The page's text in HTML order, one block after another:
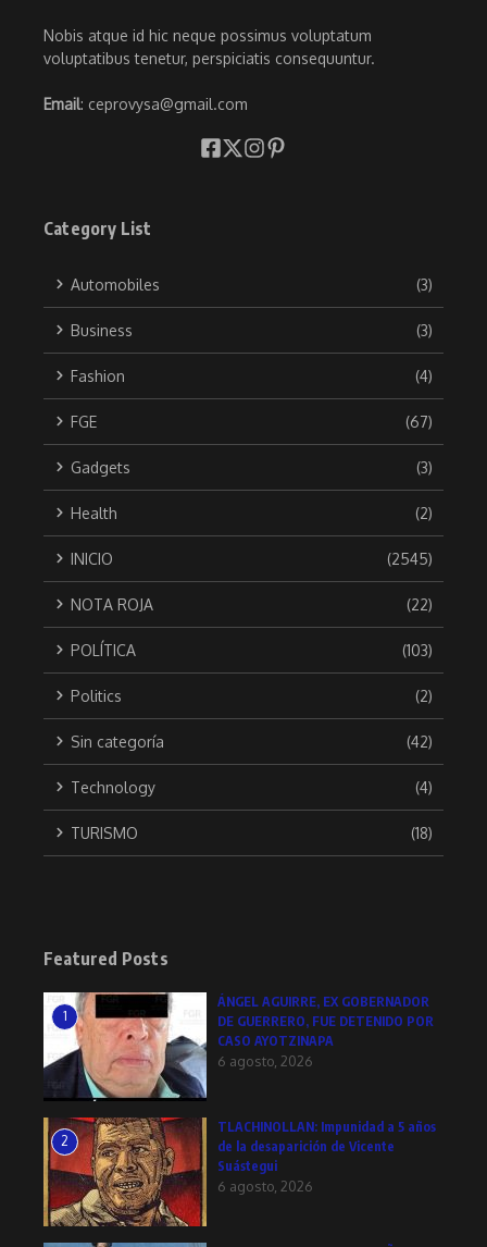
Nobis atque id hic neque possimus voluptatum
voluptatibus tenetur, perspiciatis consequuntur.
Email: ceprovysa@gmail.com
Category List
Automobiles (3)
Business (3)
Fashion (4)
FGE (67)
Gadgets (3)
Health (2)
INICIO (2545)
NOTA ROJA (22)
POLÍTICA (103)
Politics (2)
Sin categoría (42)
Technology (4)
TURISMO (18)
Featured Posts
1
ÁNGEL AGUIRRE, EX GOBERNADOR
DE GUERRERO, FUE DETENIDO POR
CASO AYOTZINAPA
6 agosto, 2026
2
TLACHINOLLAN: Impunidad a 5 años
de la desaparición de Vicente
Suástegui
6 agosto, 2026